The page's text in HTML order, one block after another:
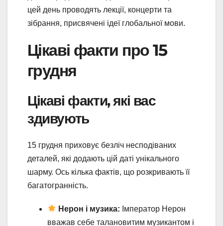
цей день проводять лекції, концерти та
зібрання, присвячені ідеї глобальної мови.
Цікаві факти про 15
грудня
Цікаві факти, які вас
здивують
15 грудня приховує безліч несподіваних
деталей, які додають цій даті унікального
шарму. Ось кілька фактів, що розкривають її
багатогранність.
Нерон і музика: Імператор Нерон
вважав себе талановитим музикантом і